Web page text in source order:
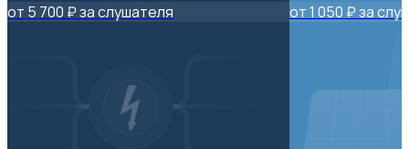
от 5 700 ₽ за слушателя
от 1 050 ₽ за